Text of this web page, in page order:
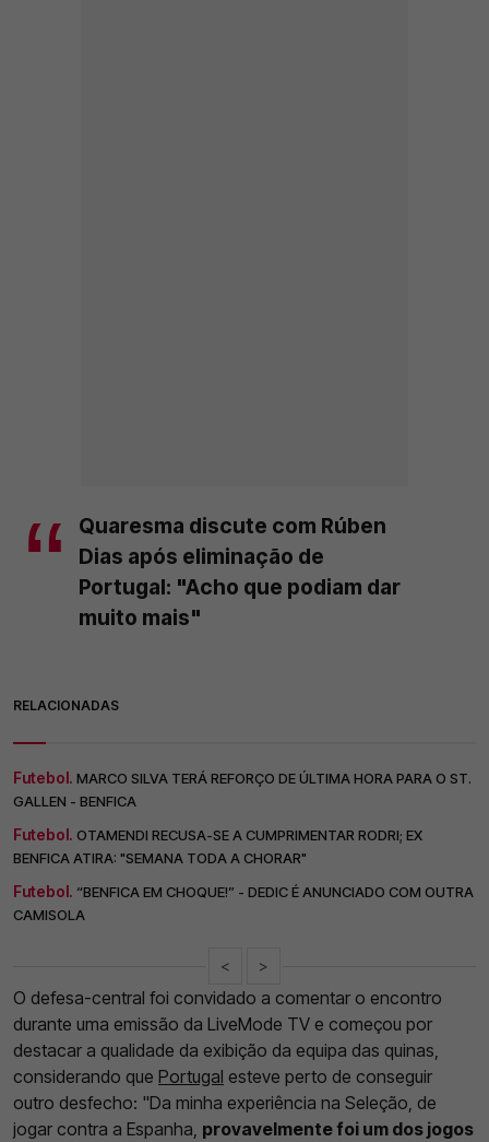
Quaresma discute com Rúben
Dias após eliminação de
Portugal: "Acho que podiam dar
muito mais"
RELACIONADAS
Futebol. MARCO SILVA TERÁ REFORÇO DE ÚLTIMA HORA PARA O ST.
GALLEN - BENFICA
Futebol. OTAMENDI RECUSA-SE A CUMPRIMENTAR RODRI; EX
BENFICA ATIRA: "SEMANA TODA A CHORAR"
Futebol. “BENFICA EM CHOQUE!” - DEDIC É ANUNCIADO COM OUTRA
CAMISOLA
< >
O defesa-central foi convidado a comentar o encontro
durante uma emissão da LiveMode TV e começou por
destacar a qualidade da exibição da equipa das quinas,
considerando que Portugal esteve perto de conseguir
outro desfecho: "Da minha experiência na Seleção, de
jogar contra a Espanha, provavelmente foi um dos jogos